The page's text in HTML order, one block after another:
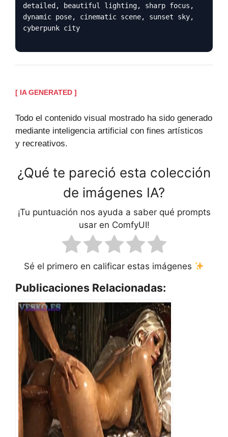
detailed, beautiful lighting, sharp focus,
dynamic pose, cinematic scene, sunset sky,
cyberpunk city
[ IA GENERATED ]
Todo el contenido visual mostrado ha sido generado
mediante inteligencia artificial con fines artísticos
y recreativos.
¿Qué te pareció esta colección
de imágenes IA?
¡Tu puntuación nos ayuda a saber qué prompts
usar en ComfyUI!
Sé el primero en calificar estas imágenes
Publicaciones Relacionadas: